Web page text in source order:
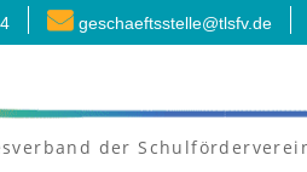
geschaeftsstelle@tlsfv.de
der